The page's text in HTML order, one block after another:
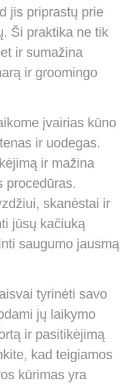
jis priprastų prie
Ši praktika ne tik
ir sumažina
ir groomingo
įvairias kūno
ir uodegas.
ir mažina
procedūras.
skanėstai ir
jūsų kačiuką
saugumo jausmą
tyrinėti savo
jų laikymo
ir pasitikėjimą
kad teigiamos
kūrimas yra